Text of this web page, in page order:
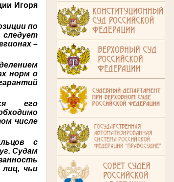
Игоря
по
–
норм о
его
числе
с
Судам
чьи